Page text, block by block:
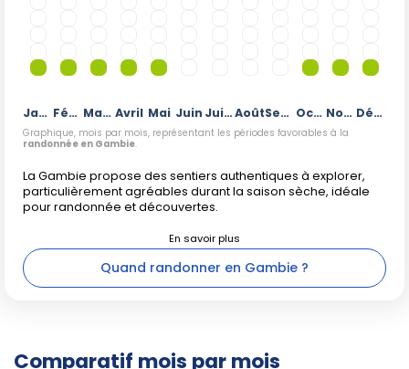
Janvier Février Mars Avril Mai Juin JuilletAoût Septembre Octobre Novembre Décembre
Graphique, mois par mois, représentant les périodes favorables à la
randonnée en Gambie.
La Gambie propose des sentiers authentiques à explorer,
particulièrement agréables durant la saison sèche, idéale
pour randonnée et découvertes.
Quand randonner en Gambie ?
Comparatif mois par mois